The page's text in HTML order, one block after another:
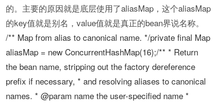
的。主要的原因就是底层使用了aliasMap，这个aliasMap
的key值就是别名，value值就是真正的bean界说名称。
/** Map from alias to canonical name. */private final Map
aliasMap = new ConcurrentHashMap(16);/** * Return
the bean name, stripping out the factory dereference
prefix if necessary, * and resolving aliases to canonical
names. * @param name the user-specified name *